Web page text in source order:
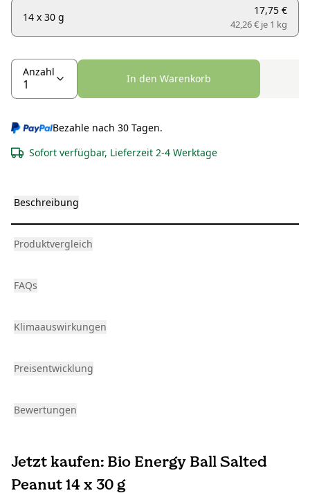
14 x 30 g
17,75 €
42,26 € je 1 kg
Anzahl
In den Warenkorb
Bezahle nach 30 Tagen.
Sofort verfügbar, Lieferzeit 2-4 Werktage
Beschreibung
Produktvergleich
FAQs
Klimaauswirkungen
Preisentwicklung
Bewertungen
Jetzt kaufen: Bio Energy Ball Salted
Peanut 14 x 30 g